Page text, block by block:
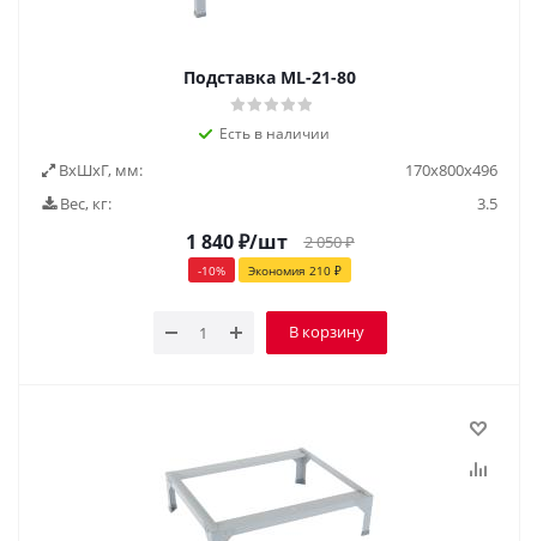
Подставка ML-21-80
Есть в наличии
ВxШxГ, мм:
170x800x496
Вес, кг:
3.5
1 840₽/шт 2 050₽
-10% Экономия 210 ₽
В корзину